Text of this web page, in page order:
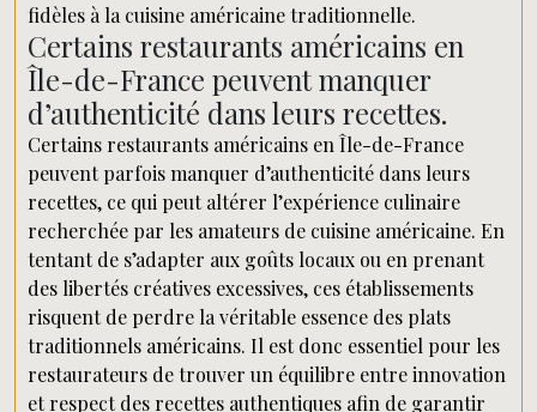
fidèles à la cuisine américaine traditionnelle.
Certains restaurants américains en
Île-de-France peuvent manquer
d’authenticité dans leurs recettes.
Certains restaurants américains en Île-de-France
peuvent parfois manquer d’authenticité dans leurs
recettes, ce qui peut altérer l’expérience culinaire
recherchée par les amateurs de cuisine américaine. En
tentant de s’adapter aux goûts locaux ou en prenant
des libertés créatives excessives, ces établissements
risquent de perdre la véritable essence des plats
traditionnels américains. Il est donc essentiel pour les
restaurateurs de trouver un équilibre entre innovation
et respect des recettes authentiques afin de garantir